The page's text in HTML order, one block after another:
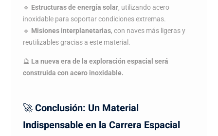
🔹 Estructuras de energía solar, utilizando acero
inoxidable para soportar condiciones extremas.
🔹 Misiones interplanetarias, con naves más ligeras y
reutilizables gracias a este material.
🔮 La nueva era de la exploración espacial será
construida con acero inoxidable.
🚀Conclusión: Un Material
Indispensable en la Carrera Espacial